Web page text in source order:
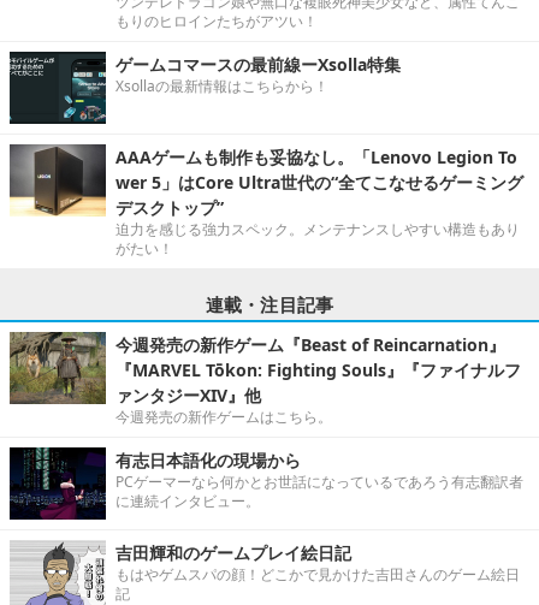
もりのヒロインたちがアツい！
ゲームコマースの最前線ーXsolla特集
Xsollaの最新情報はこちらから！
AAAゲームも制作も妥協なし。「Lenovo Legion To
wer 5」はCore Ultra世代の“全てこなせるゲーミング
デスクトップ”
迫力を感じる強力スペック。メンテナンスしやすい構造もあり
がたい！
連載・注目記事
今週発売の新作ゲーム『Beast of Reincarnation』
『MARVEL Tōkon: Fighting Souls』『ファイナルフ
ァンタジーXIV』他
今週発売の新作ゲームはこちら。
有志日本語化の現場から
PCゲーマーなら何かとお世話になっているであろう有志翻訳者
に連続インタビュー。
吉田輝和のゲームプレイ絵日記
もはやゲムスパの顔！どこかで見かけた吉田さんのゲーム絵日
記